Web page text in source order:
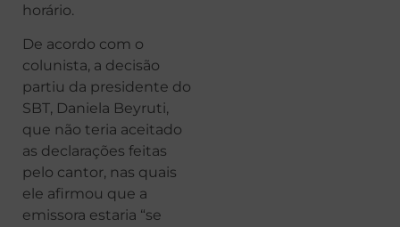
horário.
De acordo com o
colunista, a decisão
partiu da presidente do
SBT, Daniela Beyruti,
que não teria aceitado
as declarações feitas
pelo cantor, nas quais
ele afirmou que a
emissora estaria “se